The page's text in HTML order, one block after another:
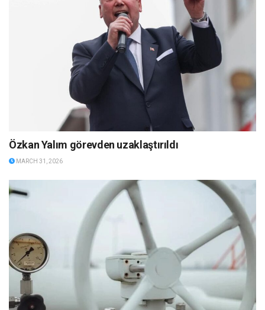
Özkan Yalım görevden uzaklaştırıldı
MARCH 31, 2026